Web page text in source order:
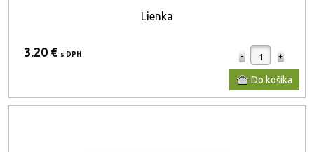
Lienka
3.20 € s DPH